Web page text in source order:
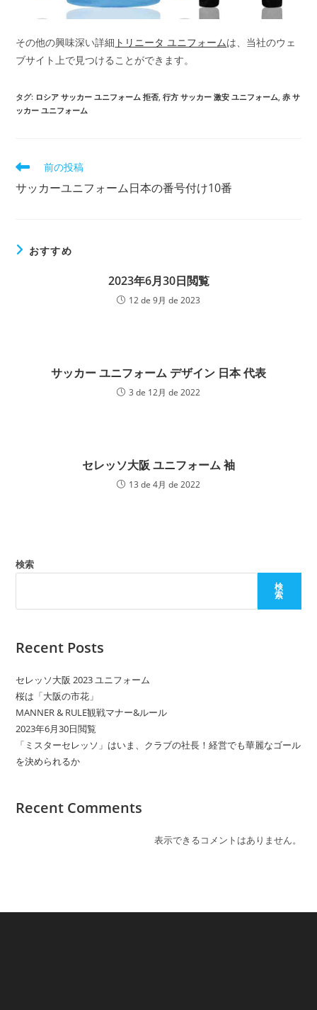
その他の興味深い詳細 トリニータ ユニフォームは、当社のウェ
ブサイト上で見つけることができます。
タグ: ロシア サッカー ユニフォーム 拒否, 行方 サッカー 激安 ユニフォーム, 赤 サ
ッカー ユニフォーム
そ
他
を
前の投稿
サッカーユニフォーム日本の番号付け10番
おすすめ
2023年6月30日閲覧
12 de 9月 de 2023
サッカー ユニフォーム デザイン 日本 代表
3 de 12月 de 2022
セレッソ大阪 ユニフォーム 袖
13 de 4月 de 2022
検索
検
索
Recent Posts
セレッソ大阪 2023 ユニフォーム
桜は「大阪の市花」
MANNER & RULE観戦マナー&ルール
2023年6月30日閲覧
「ミスターセレッソ」はいま、クラブの社長！経営でも華麗なゴール
を決められるか
Recent Comments
表示できるコメントはありません。